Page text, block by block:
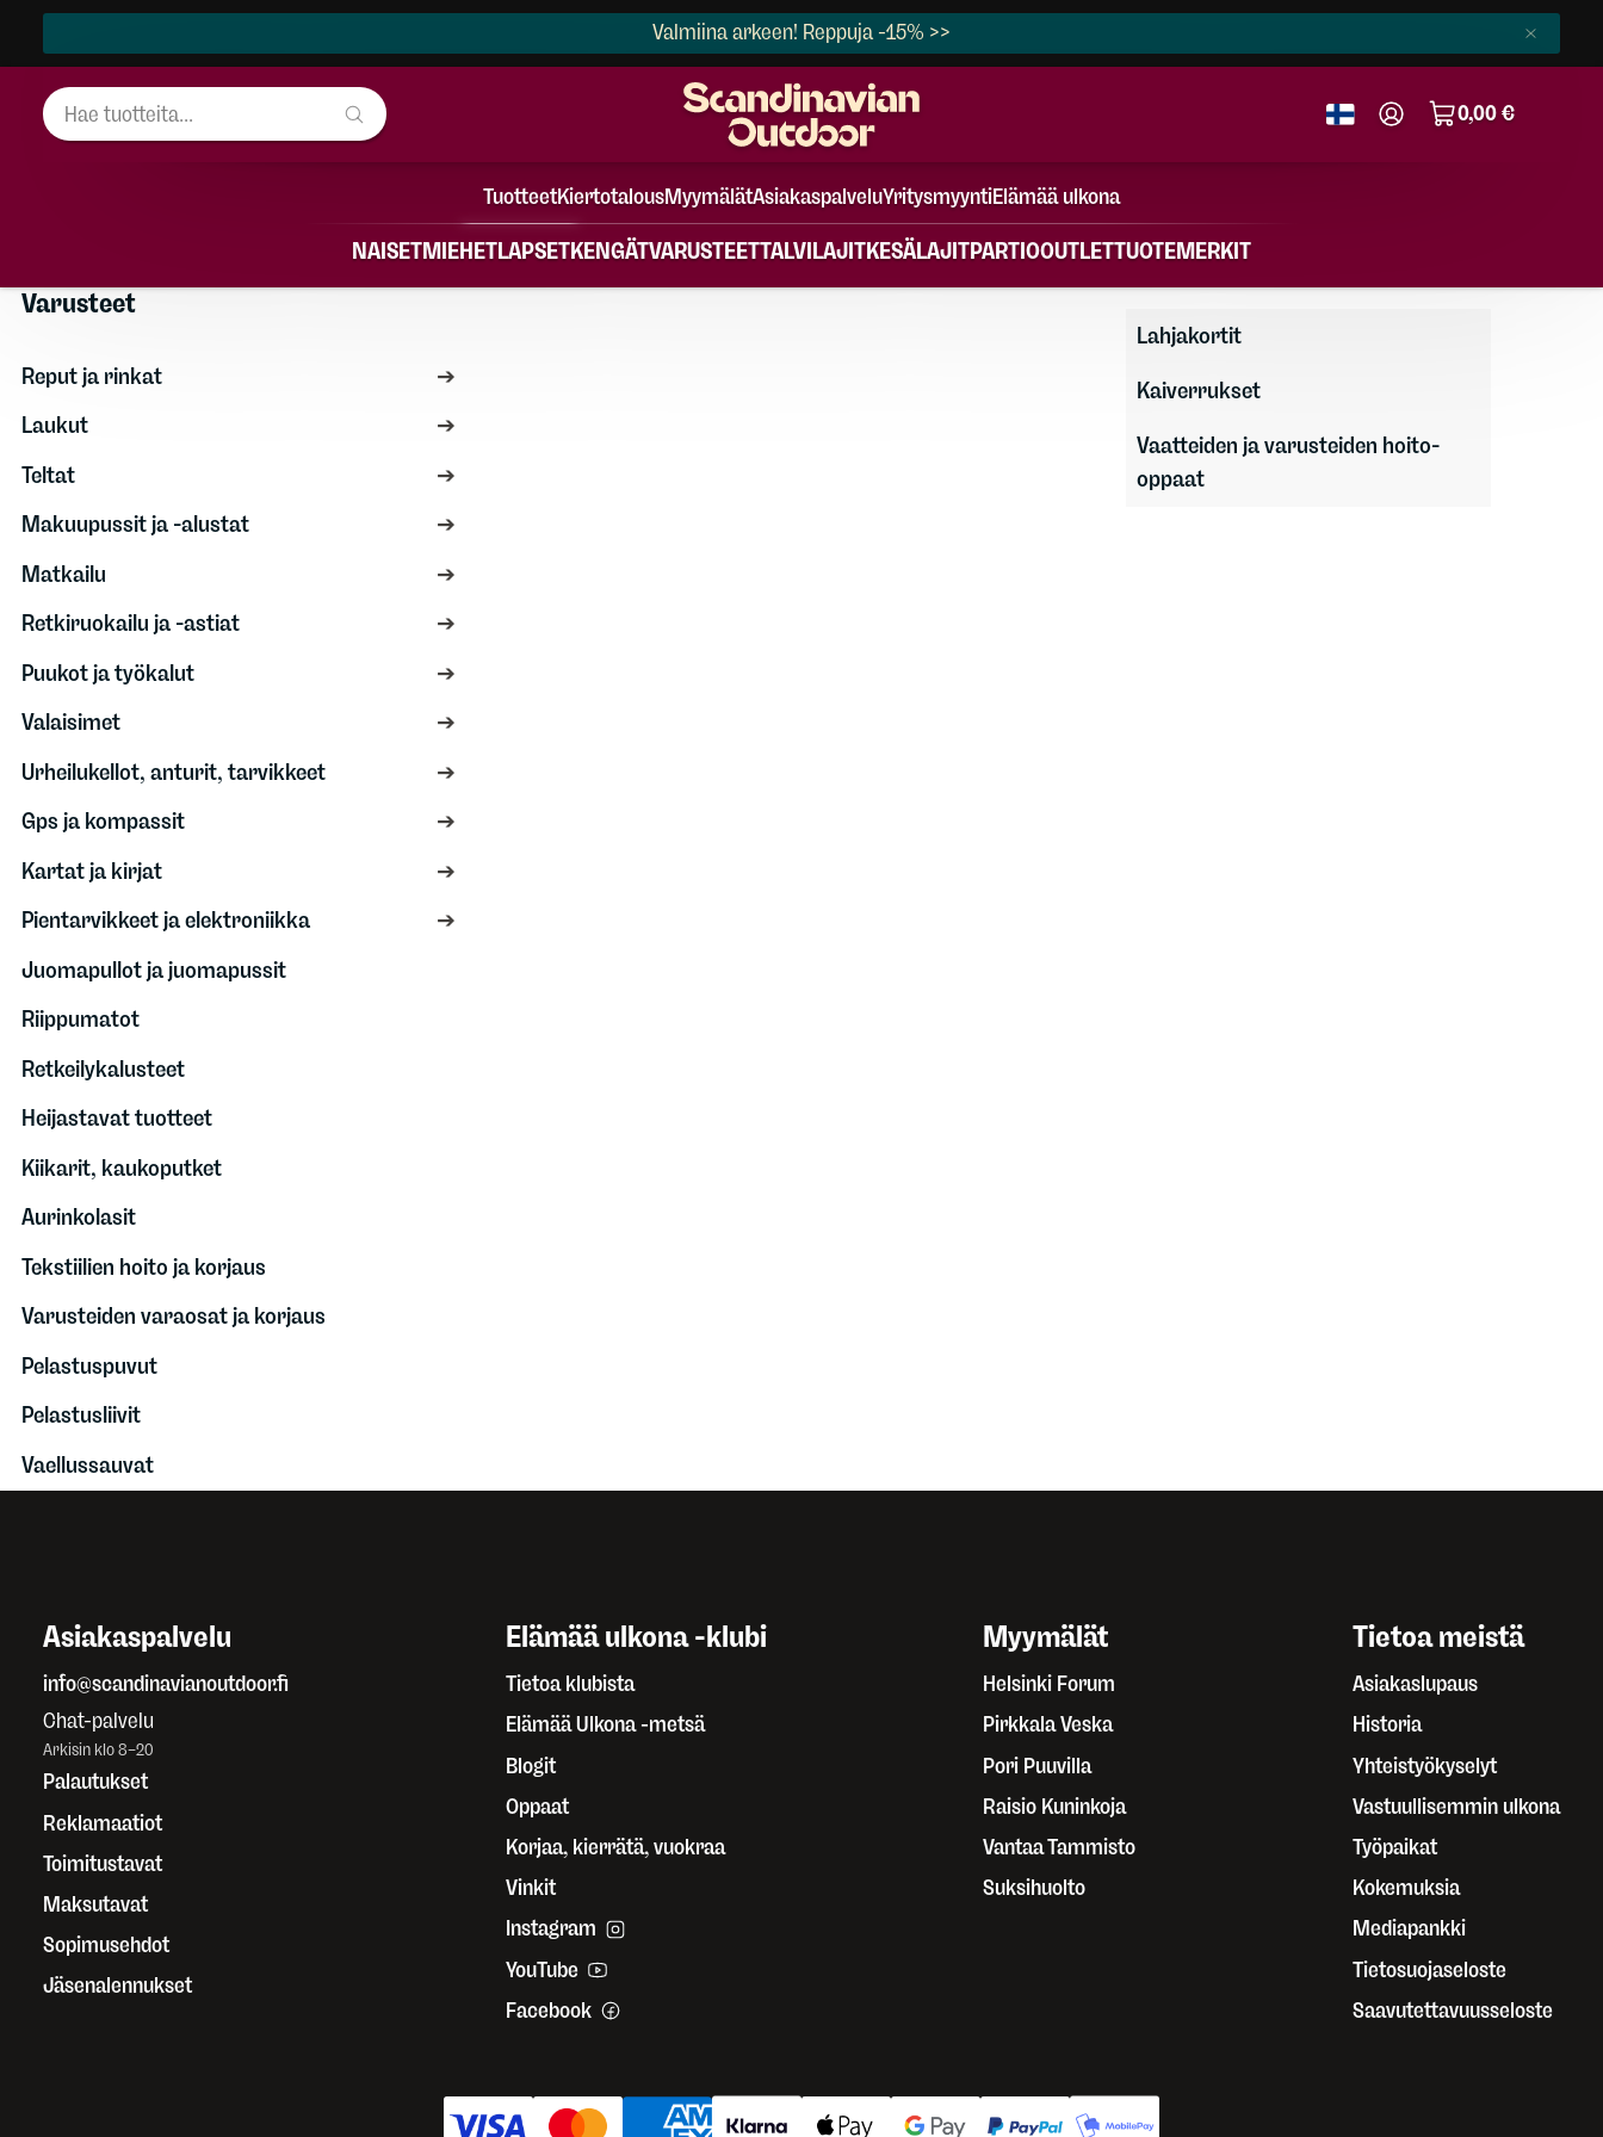
Valmiina arkeen! Reppuja -15% >>
0,00 €
TuotteetKiertotalousMyymälätAsiakaspalveluYritysmyyntiElämää ulkona
NAISETMIEHETLAPSETKENGÄTVARUSTEETTALVILAJITKESÄLAJITPARTIOOUTLETTUOTEMERKIT
Varusteet
Varusteet
Reput ja rinkat
Laukut
Teltat
Makuupussit ja -alustat
Matkailu
Retkiruokailu ja -astiat
Puukot ja työkalut
Valaisimet
Urheilukellot, anturit, tarvikkeet
Gps ja kompassit
Kartat ja kirjat
Pientarvikkeet ja elektroniikka
Juomapullot ja juomapussit
Riippumatot
Retkeilykalusteet
Heijastavat tuotteet
Kiikarit, kaukoputket
Aurinkolasit
Tekstiilien hoito ja korjaus
Varusteiden varaosat ja korjaus
Pelastuspuvut
Pelastusliivit
Vaellussauvat
Lahjakortit
Kaiverrukset
Vaatteiden ja varusteiden hoito-
oppaat
Asiakaspalvelu
info@scandinavianoutdoor.fi
Chat-palvelu
Arkisin klo 8–20
Palautukset
Reklamaatiot
Toimitustavat
Maksutavat
Sopimusehdot
Jäsenalennukset
Elämää ulkona -klubi
Tietoa klubista
Elämää Ulkona -metsä
Blogit
Oppaat
Korjaa, kierrätä, vuokraa
Vinkit
Instagram
YouTube
Facebook
Myymälät
Helsinki Forum
Pirkkala Veska
Pori Puuvilla
Raisio Kuninkoja
Vantaa Tammisto
Suksihuolto
Tietoa meistä
Asiakaslupaus
Historia
Yhteistyökyselyt
Vastuullisemmin ulkona
Työpaikat
Kokemuksia
Mediapankki
Tietosuojaseloste
Saavutettavuusseloste